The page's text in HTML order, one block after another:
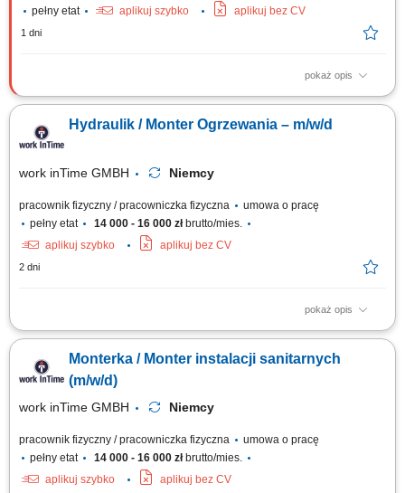
pełny etat
aplikuj szybko aplikuj bez CV
1 dni
pokaż opis
Opis stanowiska: Zakładanie oraz podłączanie wewnętrznych systemów
sieciach centralnego ogrzewania oraz urządzeniach sanitarnych.
Serwisowanie, usuwanie awarii i dbanie o prawidłowy stan techniczny
Hydraulik / Monter Ogrzewania – m/w/d
work inTime GMBH Niemcy
pracownik fizyczny / pracowniczka fizyczna
umowa o pracę
pełny etat
14 000 - 16 000 złbrutto/mies.
aplikuj szybko
aplikuj bez CV
2 dni
pokaż opis
Twój zakres obowiązków: Montaż instalacji hydraulicznych w budynkach
starych instalacji wodno-grzewczych, Biały Montaż: umywalki, prysznice,
wanny, ubikacje, Umiejętność współpracy w zespole Polsko-Niemieckim,
Monterka / Monter instalacji sanitarnych
(m/w/d)
work inTime GMBH Niemcy
pracownik fizyczny / pracowniczka fizyczna
umowa o pracę
pełny etat
14 000 - 16 000 złbrutto/mies.
aplikuj szybko
aplikuj bez CV